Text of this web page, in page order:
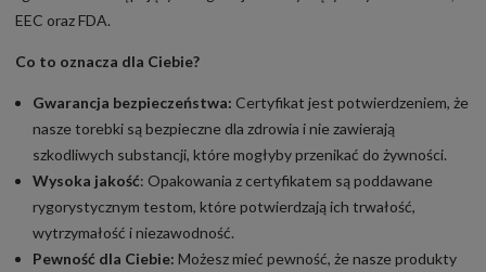
EEC oraz FDA.
Co to oznacza dla Ciebie?
Gwarancja bezpieczeństwa: Certyfikat jest potwierdzeniem, że
nasze torebki są bezpieczne dla zdrowia i nie zawierają
szkodliwych substancji, które mogłyby przenikać do żywności.
Wysoka jakość: Opakowania z certyfikatem są poddawane
rygorystycznym testom, które potwierdzają ich trwałość,
wytrzymałość i niezawodność.
Pewność dla Ciebie: Możesz mieć pewność, że nasze produkty